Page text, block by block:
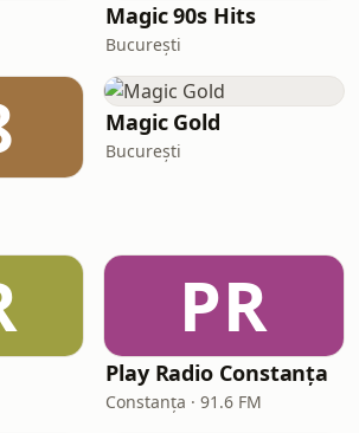
Magic 90s Hits
București
Magic Gold
București
PR
Play Radio Constanța
Constanța · 91.6 FM